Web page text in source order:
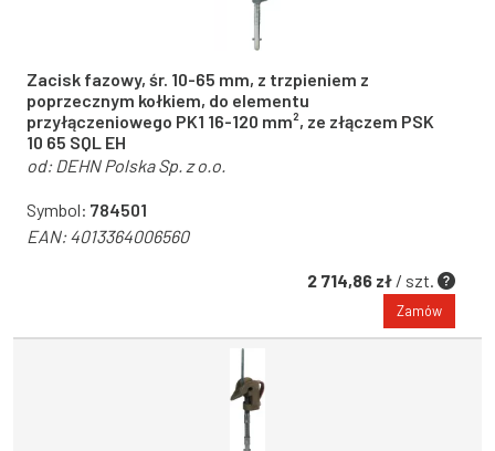
Zacisk fazowy, śr. 10-65 mm, z trzpieniem z
poprzecznym kołkiem, do elementu
przyłączeniowego PK1 16-120 mm², ze złączem PSK
10 65 SQL EH
od: DEHN Polska Sp. z o.o.
Symbol: 784501
EAN:4013364006560
2 714,86 zł / szt.
Zamów